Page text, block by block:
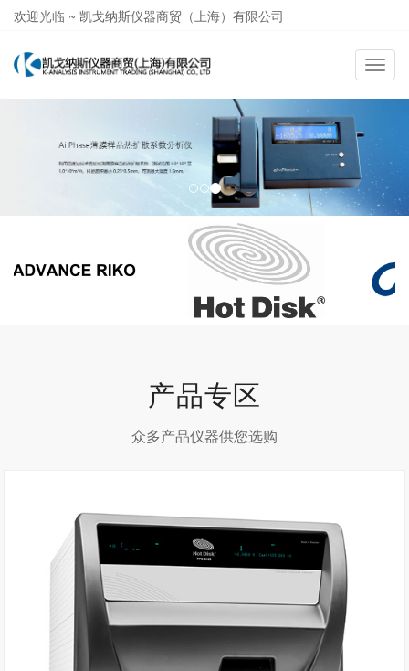
欢迎光临 ~ 凯戈纳斯仪器商贸（上海）有限公司
导
航
切
产品专区
众多产品仪器供您选购